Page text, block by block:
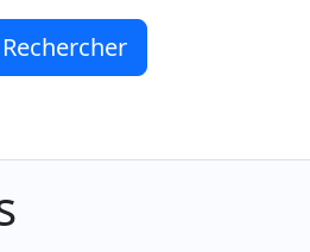
Rechercher